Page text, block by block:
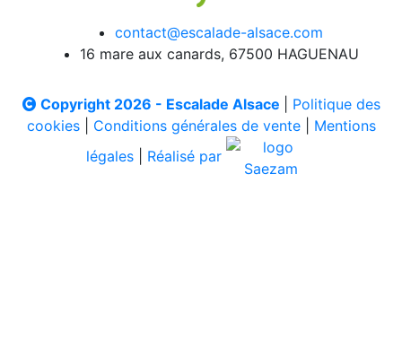
contact@escalade-alsace.com
16 mare aux canards, 67500 HAGUENAU
Copyright 2026 - Escalade Alsace
Politique des
cookies| Conditions générales de vente| Mentions
légales
Réalisé par